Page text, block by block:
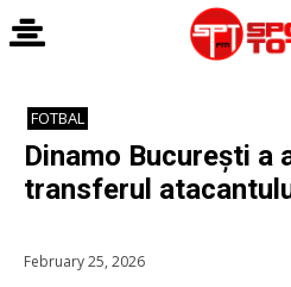
FOTBAL
Dinamo București a
transferul
February 25, 2026